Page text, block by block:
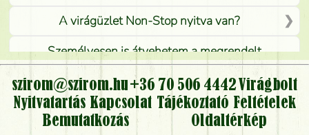
A virágüzlet Non-Stop nyitva van?
Személyesen is átvehetem a megrendelt
virágcsokrot, vagy csak virágküldéssel, kiszállítással
kérhető?
Vidékre is lehet rendelni?
szirom@szirom.hu +36 70 506 4442 Virágbolt
Nyitvatartás Kapcsolat Tájékoztató Feltételek
Bemutatkozás
Oldaltérkép